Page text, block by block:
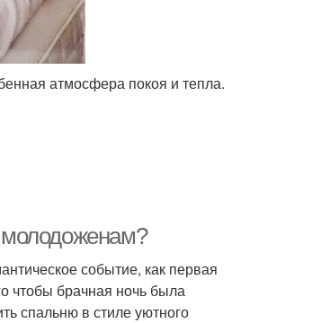
атмосфера покоя и тепла.
молодоженам?
событие, как первая
чтобы брачная ночь была
спальню в стиле уютного